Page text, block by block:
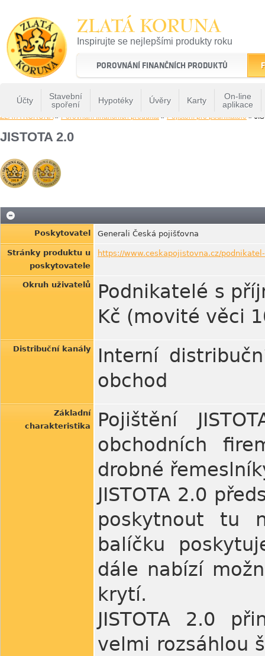
ZLATÁ KORUNA
Inspirujte se nejlepšími produkty roku
22 let tradice a kvality na finančním trhu
POROVNÁNÍ FINANČNÍCH PRODUKTŮ
Účty
Stavební
spoření
Hypotéky Úvěry Karty
On-line
aplikace
ZLATÁ KORUNA» Porovnání finančních produktů » Pojištění pro podnikatele »
JISTOTA 2.0
Poskytovatel Generali Česká pojišťovna
Stránky produktu u
poskytovatele
https://www.ceskapojistovna.cz/
Okruh uživatelů
Podnikatelé s
Kč (movité věci
Distribuční kanály
Interní
obchod
Základní
charakteristika
Pojištění
obchodních
drobné
JISTOTA 2.0
poskytnout tu
balíčku
dále nabízí
krytí.
JISTOTA 2.0
velmi rozsáhlou